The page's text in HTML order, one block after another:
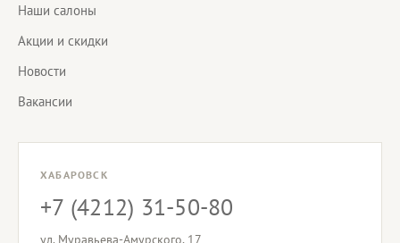
Наши салоны
Акции и скидки
Новости
Вакансии
ХАБАРОВСК
+7 (4212) 31-50-80
ул. Муравьева-Амурского, 17